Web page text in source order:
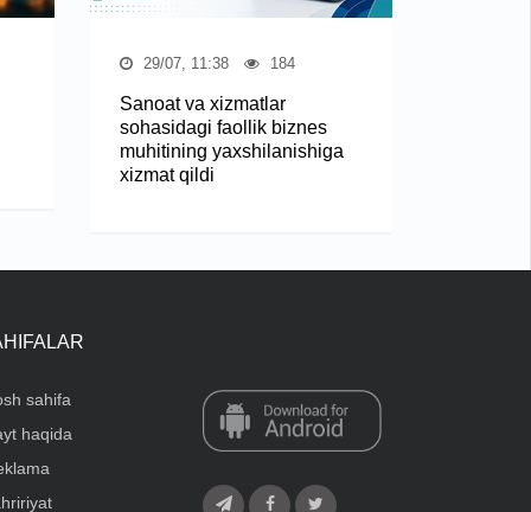
29/07, 11:38 184
Sanoat va xizmatlar
sohasidagi faollik biznes
muhitining yaxshilanishiga
xizmat qildi
sahifa
haqida